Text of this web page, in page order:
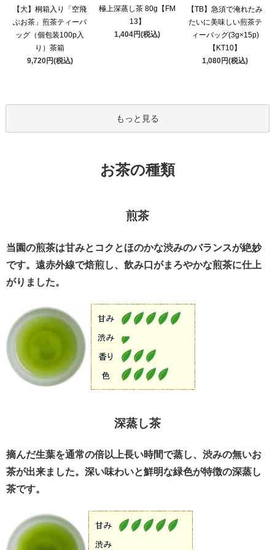
【大】桐箱入り「空飛
ぶお茶」煎茶ティーバ
ッグ（個包装100p入
り）茶箱
9,720円(税込)
極上深蒸し茶 80g【FM
13】
1,404円(税込)
【TB】急須で淹れたみ
たいに美味しい煎茶テ
ィーバッグ(3g×15p)
【KT10】
1,080円(税込)
もっと見る
お茶の種類
煎茶
当園の煎茶は甘みとコクとほのかな渋みのバランスが絶妙
です。遠赤外線で焙煎し、飲み口がまろやかな煎茶に仕上
がりました。
深蒸し茶
摘んだ生葉を通常の倍以上長い時間で蒸し、渋みの無いお
茶が出来ました。深い味わいと鮮明な緑色が特徴の深蒸し
茶です。